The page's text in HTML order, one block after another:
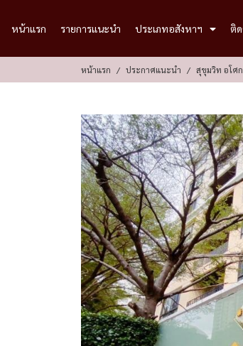
หน้าแรก รายการแนะนำ ประเภทอสังหาฯ ติด
หน้าแรก ประกาศแนะนำ สุขุมวิท อโศ